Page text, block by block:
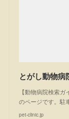
とがし動物病
【動物病院検索
のページです。駐
pet-clinic.jp